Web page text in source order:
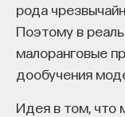
рода
Поэтому в
малоранговые
дообучения
Идея в том,